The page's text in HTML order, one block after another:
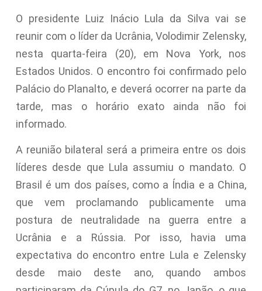
O presidente Luiz Inácio Lula da Silva vai se
reunir com o líder da Ucrânia, Volodimir Zelensky,
nesta quarta-feira (20), em Nova York, nos
Estados Unidos. O encontro foi confirmado pelo
Palácio do Planalto, e deverá ocorrer na parte da
tarde, mas o horário exato ainda não foi
informado.
A reunião bilateral será a primeira entre os dois
líderes desde que Lula assumiu o mandato. O
Brasil é um dos países, como a Índia e a China,
que vem proclamando publicamente uma
postura de neutralidade na guerra entre a
Ucrânia e a Rússia. Por isso, havia uma
expectativa do encontro entre Lula e Zelensky
desde maio deste ano, quando ambos